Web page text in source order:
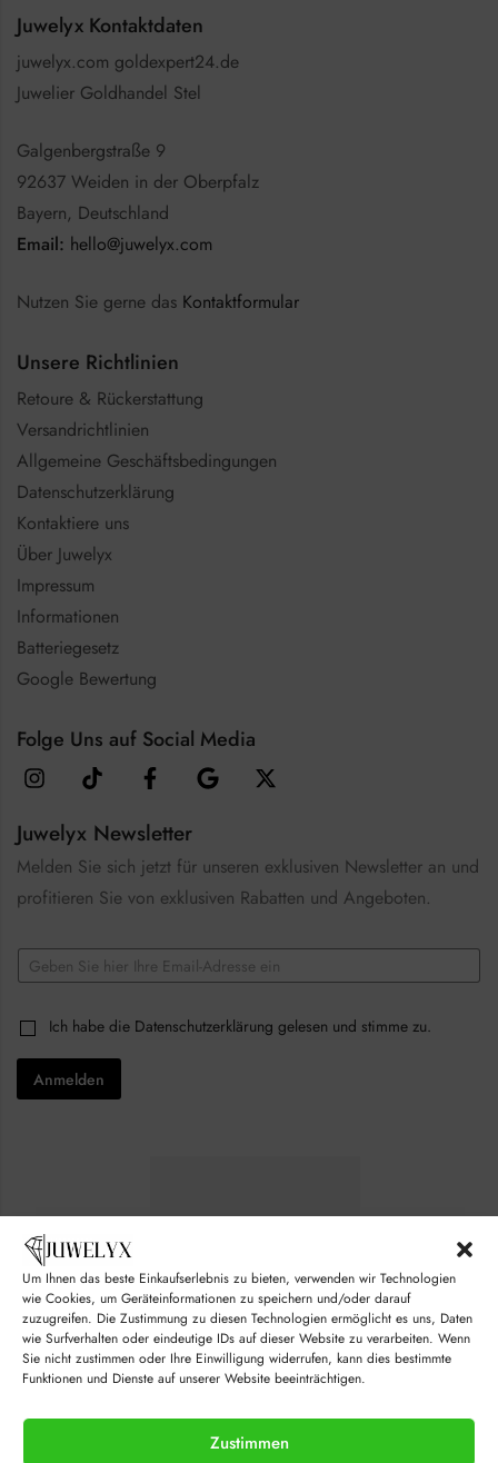
Um Ihnen das beste Einkaufserlebnis zu bieten, verwenden wir Technologien
wie Cookies, um Geräteinformationen zu speichern und/oder darauf
zuzugreifen. Die Zustimmung zu diesen Technologien ermöglicht es uns, Daten
wie Surfverhalten oder eindeutige IDs auf dieser Website zu verarbeiten. Wenn
Sie nicht zustimmen oder Ihre Einwilligung widerrufen, kann dies bestimmte
Funktionen und Dienste auf unserer Website beeinträchtigen.
Zustimmen
Juwelyx Kontaktdaten
juwelyx.com goldexpert24.de
Juwelier Goldhandel Stel
Galgenbergstraße 9
92637 Weiden in der Oberpfalz
Bayern, Deutschland
Email: hello@juwelyx.com
Nutzen Sie gerne das Kontaktformular
Unsere Richtlinien
Retoure & Rückerstattung
Versandrichtlinien
Allgemeine Geschäftsbedingungen
Datenschutzerklärung
Kontaktiere uns
Über Juwelyx
Impressum
Informationen
Batteriegesetz
Google Bewertung
Folge Uns auf Social Media
Juwelyx Newsletter
Melden Sie sich jetzt für unseren exklusiven Newsletter an und
profitieren Sie von exklusiven Rabatten und Angeboten.
E
m
lh
c
b
m
*
C
h
e
k
*
Ich habe die Datenschutzerklärung gelesen und stimme zu.
Anmelden